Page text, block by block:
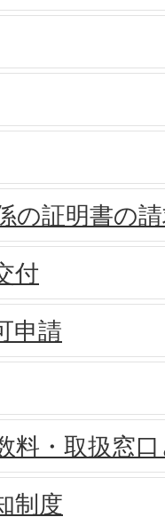
の証明書の
付
申請
料・取扱窓
制度